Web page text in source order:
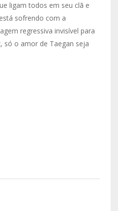
ligam todos em seu clã e
sofrendo com a
regressiva invisível para
só o amor de Taegan seja